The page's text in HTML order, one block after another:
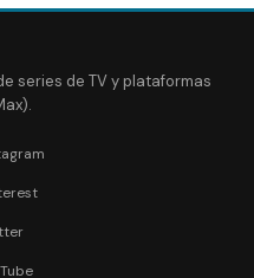
series de TV y plataformas